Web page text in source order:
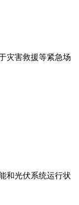
灾害救援等紧急场
和光伏系统运行状